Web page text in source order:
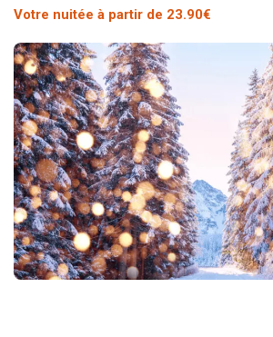
Votre nuitée à partir de 23.90€